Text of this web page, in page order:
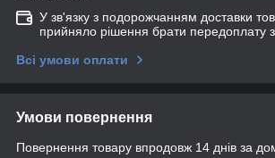
У зв'язку з подорожчанням доставки
прийняло рішення брати передоплату
Всі умови оплати
Умови повернення
Повернення товару впродовж 14 днів за